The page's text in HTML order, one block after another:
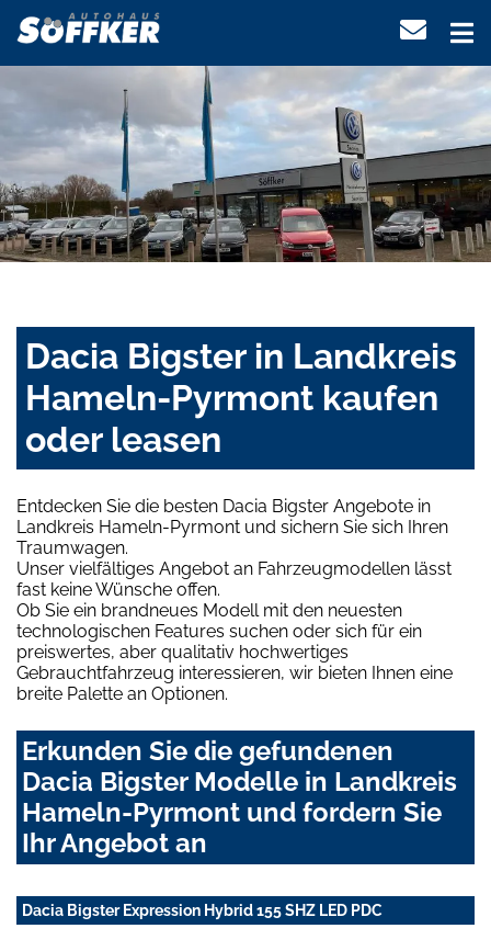
Dacia Bigster in Landkreis
Hameln-Pyrmont kaufen
oder leasen
Entdecken Sie die besten Dacia Bigster Angebote in
Landkreis Hameln-Pyrmont und sichern Sie sich Ihren
Traumwagen.
Unser vielfältiges Angebot an Fahrzeugmodellen lässt
fast keine Wünsche offen.
Ob Sie ein brandneues Modell mit den neuesten
technologischen Features suchen oder sich für ein
preiswertes, aber qualitativ hochwertiges
Gebrauchtfahrzeug interessieren, wir bieten Ihnen eine
breite Palette an Optionen.
Erkunden Sie die gefundenen
Dacia Bigster Modelle in Landkreis
Hameln-Pyrmont und fordern Sie
Ihr Angebot an
Dacia Bigster Expression Hybrid 155 SHZ LED PDC